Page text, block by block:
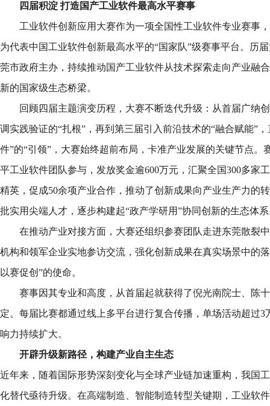
四届积淀 打造国产工业软件最高水平赛事
工业软件创新应用大赛作为一项全国性工业软件专业赛事
为代表中国工业软件创新最高水平的“国家队”级赛事平台。历
莞市政府主办，持续推动国产工业软件从技术探索走向产业融
新的国家级生态桥梁。
回顾四届主题演变历程，大赛不断迭代升级：从首届广纳
调实践验证的“扎根”，再到第三届引入前沿技术的“融合赋能”
件”的“引领”，大赛始终超前布局，卡准产业发展的关键节点。
平工业软件团队参与，发放奖金逾600万元，汇聚全国300多家
精英，促成50余项产业合作，推动了创新成果向产业生产力的
批实用尖端人才，逐步构建起“政产学研用”协同创新的生态体
在推动产业对接方面，大赛还组织参赛团队走进东莞散裂
机构和领军企业实地参访交流，强化创新成果在真实场景中的
以赛促创”的使命。
赛事因其专业和高度，从首届起就获得了倪光南院士、陈
定。每届比赛都通过线上多平台进行复合传播，单场活动超过
响力持续扩大。
开辟升级新路径，构建产业自主生态
近年来，随着国际形势深刻变化与全球产业链加速重构，我国
化替代亟待升级。在高端制造、智能制造转型关键期，工业软